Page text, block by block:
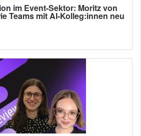
im Event-Sektor: Moritz von
Teams mit AI-Kolleg:innen neu